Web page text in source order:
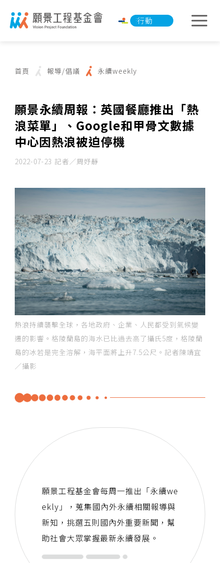
淨零承諾行動 淨零承諾行動
首頁 報導/倡議 永續weekly
願景永續周報：英國餐廳推出「熱
浪菜單」、Google和甲骨文數據
中心因熱浪被迫停機
2022-07-23 記者／周妤靜
熱浪持續襲擊全球，各地政府、企業、人民都受到氣候變
遷的影響。格陵蘭島的海水已比過去高了攝氏5度，格陵蘭
島的冰若是完全溶解，海平面將上升7.5公尺。記者陳靖宜
／攝影
願景工程基金會每周一推出「永續we
ekly」，蒐集國內外永續相關報導與
新知，挑選五則國內外重要新聞，幫
助社會大眾掌握最新永續發展。